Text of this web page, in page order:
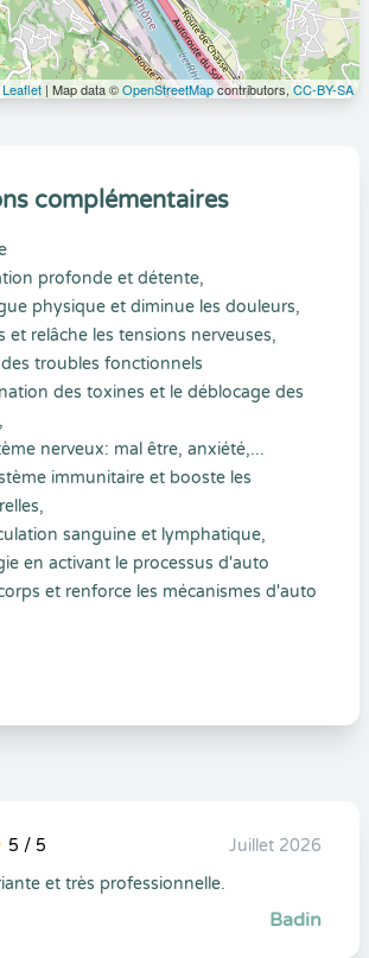
Leaflet | Map data ©OpenStreetMapcontributors, CC-BY-SA
complémentaires
profonde et détente,
physique et diminue les douleurs,
et relâche les tensions nerveuses,
troubles fonctionnels
des toxines et le déblocage des
nerveux: mal être, anxiété,...
immunitaire et booste les
sanguine et lymphatique,
en activant le processus d'auto
et renforce les mécanismes d'auto
5 / 5
Juillet 2026
et très professionnelle.
Badin